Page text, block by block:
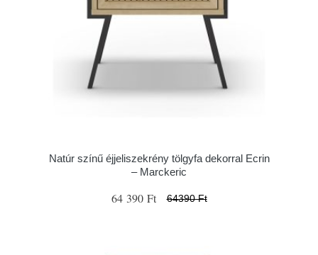
Natúr színű éjjeliszekrény tölgyfa dekorral Ecrin
– Marckeric
64 390 Ft 64390 Ft